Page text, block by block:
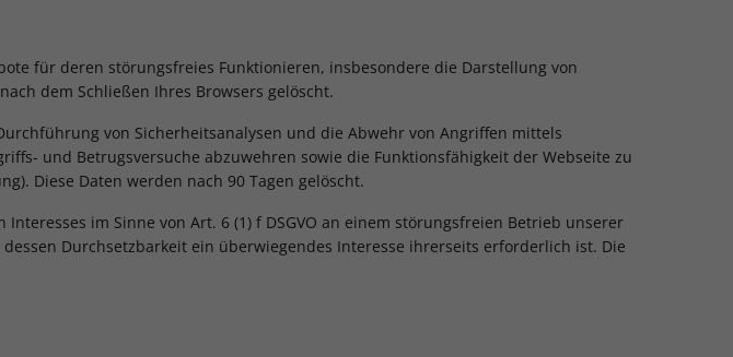
für deren störungsfreies Funktionieren, insbesondere die Darstellung von
dem Schließen Ihres Browsers gelöscht.
von Sicherheitsanalysen und die Abwehr von Angriffen mittels
und Betrugsversuche abzuwehren sowie die Funktionsfähigkeit der Webseite zu
Diese Daten werden nach 90 Tagen gelöscht.
im Sinne von Art. 6 (1) f DSGVO an einem störungsfreien Betrieb unserer
Durchsetzbarkeit ein überwiegendes Interesse ihrerseits erforderlich ist. Die